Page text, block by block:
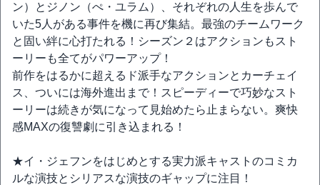
ン）とジノン（ぺ・ユラム）、それぞれの人生を歩んで
いた5人がある事件を機に再び集結。最強のチームワーク
と固い絆に心打たれる！シーズン２はアクションもスト
ーリーも全てがパワーアップ！
前作をはるかに超えるド派手なアクションとカーチェイ
ス、ついには海外進出まで！スピーディーで巧妙なスト
ーリーは続きが気になって見始めたら止まらない。爽快
感MAXの復讐劇に引き込まれる！
★イ・ジェフンをはじめとする実力派キャストのコミカ
ルな演技とシリアスな演技のギャップに注目！